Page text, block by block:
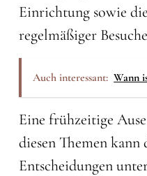
Einrichtung sowie
regelmäßiger
Auch interessant: Wann
Eine frühzeitige
diesen Themen kann
Entscheidungen